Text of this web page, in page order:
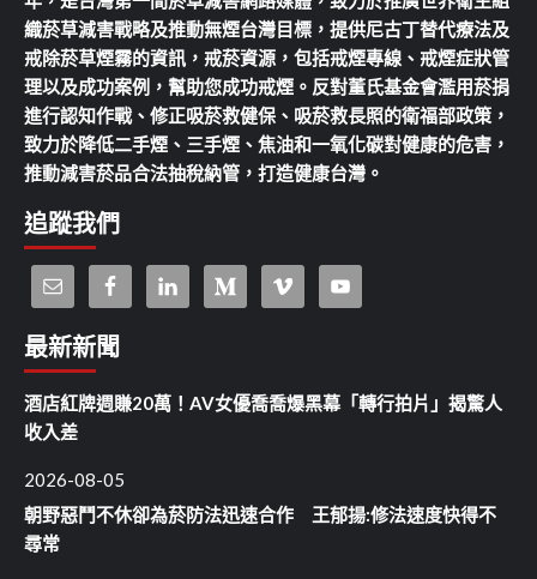
織菸草減害戰略及推動無煙台灣目標，提供尼古丁替代療法及
戒除菸草煙霧的資訊，戒菸資源，包括戒煙專線、戒煙症狀管
理以及成功案例，幫助您成功戒煙。反對董氏基金會濫用菸捐
進行認知作戰、修正吸菸救健保、吸菸救長照的衛福部政策，
致力於降低二手煙、三手煙、焦油和一氧化碳對健康的危害，
推動減害菸品合法抽稅納管，打造健康台灣。
追蹤我們
最新新聞
酒店紅牌週賺20萬！AV女優喬喬爆黑幕「轉行拍片」揭驚人
收入差
2026-08-05
朝野惡鬥不休卻為菸防法迅速合作 王郁揚:修法速度快得不
尋常